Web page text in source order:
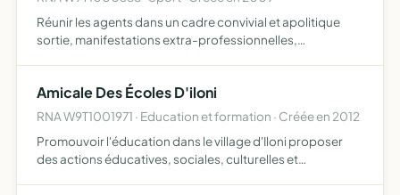
Réunir les agents dans un cadre convivial et apolitique
sortie, manifestations extra-professionnelles,
Amicale Des Écoles D'iloni
RNA W9T1001971 · Education et formation · Créée en 2012
Promouvoir l'éducation dans le village d'Iloni proposer
des actions éducatives, sociales, culturelles et